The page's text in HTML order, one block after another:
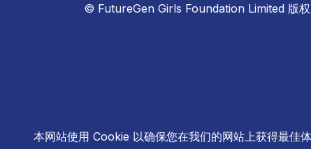
© FutureGen Girls Foundation Limited ​版
本网站使用 Cookie 以确保您在我们的网站上获得最佳